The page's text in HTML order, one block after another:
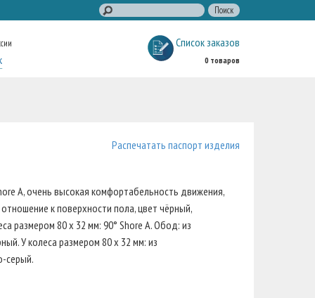
Список заказов
0 товаров
Распечатать паспорт изделия
A, очень высокая комфортабельность движения,
к поверхности пола, цвет чёрный,
размером 80 x 32 мм: 90° Shore A. Обод: из
У колеса размером 80 x 32 мм: из
серый.